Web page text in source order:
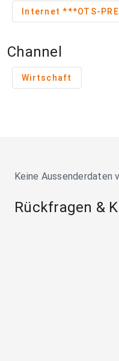
Internet
Channel
Wirtschaft
Keine Aussenderdaten
Rückfragen &